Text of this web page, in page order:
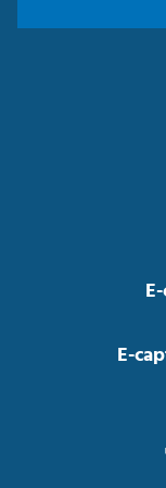
E-